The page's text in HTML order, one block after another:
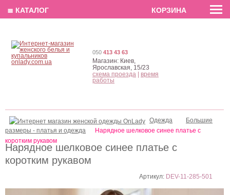
EN РУС
Нарядное шелковое синее платье с
коротким рукавом
Артикул: DEV-11-285-501
Одежда
Большие
размеры - платья и одежда
Нарядное шелковое синее платье с
коротким рукавом
050 413 43 63
Магазин: Киев,
Ярославская, 15/23
схема проезда
время
работы
≣ КАТАЛОГ КОРЗИНА